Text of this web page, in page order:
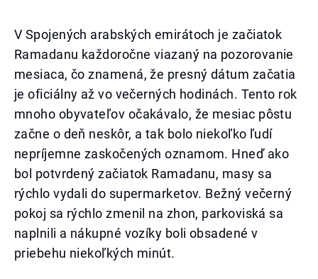
V Spojených arabských emirátoch je začiatok
Ramadanu každoročne viazaný na pozorovanie
mesiaca, čo znamená, že presný dátum začatia
je oficiálny až vo večerných hodinách. Tento rok
mnoho obyvateľov očakávalo, že mesiac pôstu
začne o deň neskôr, a tak bolo niekoľko ľudí
nepríjemne zaskočených oznamom. Hneď ako
bol potvrdený začiatok Ramadanu, masy sa
rýchlo vydali do supermarketov. Bežný večerný
pokoj sa rýchlo zmenil na zhon, parkoviská sa
naplnili a nákupné vozíky boli obsadené v
priebehu niekoľkých minút.